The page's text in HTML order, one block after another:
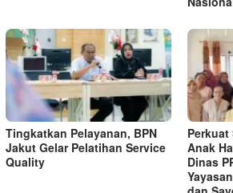
Tingkatkan Pelayanan, BPN
Jakut Gelar Pelatihan Service
Quality
Anak
Dinas